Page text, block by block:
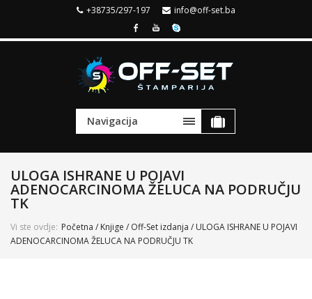
+38735/297-197 info@off-set.ba
Navigacija
ULOGA ISHRANE U POJAVI
ADENOCARCINOMA ŽELUCA NA PODRUČJU
TK
Vi ste ovdje: Početna / Knjige / Off-Set izdanja / ULOGA ISHRANE U POJAVI
ADENOCARCINOMA ŽELUCA NA PODRUČJU TK